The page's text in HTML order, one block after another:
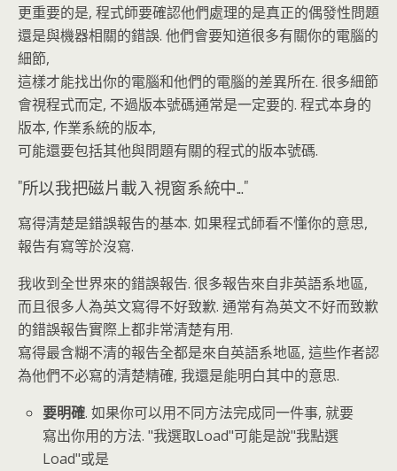
更重要的是, 程式師要確認他們處理的是真正的偶發性問題
還是與機器相關的錯誤. 他們會要知道很多有關你的電腦的
細節,
這樣才能找出你的電腦和他們的電腦的差異所在. 很多細節
會視程式而定, 不過版本號碼通常是一定要的. 程式本身的
版本, 作業系統的版本,
可能還要包括其他與問題有關的程式的版本號碼.
"所以我把磁片載入視窗系統中..."
寫得清楚是錯誤報告的基本. 如果程式師看不懂你的意思,
報告有寫等於沒寫.
我收到全世界來的錯誤報告. 很多報告來自非英語系地區,
而且很多人為英文寫得不好致歉. 通常有為英文不好而致歉
的錯誤報告實際上都非常清楚有用.
寫得最含糊不清的報告全都是來自英語系地區, 這些作者認
為他們不必寫的清楚精確, 我還是能明白其中的意思.
要明確. 如果你可以用不同方法完成同一件事, 就要
寫出你用的方法. "我選取Load"可能是說"我點選
Load"或是